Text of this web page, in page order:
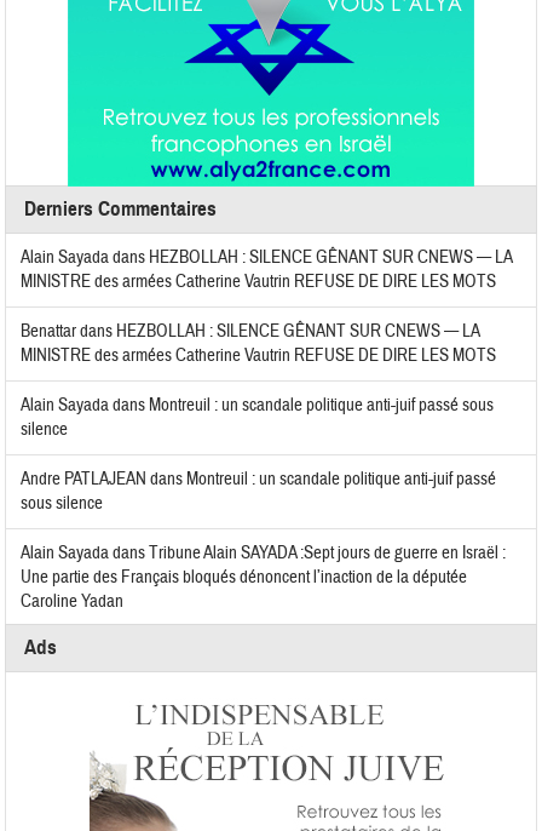
Derniers Commentaires
Alain Sayadadans HEZBOLLAH : SILENCE GÊNANT SUR CNEWS — LA
MINISTRE des armées Catherine Vautrin REFUSE DE DIRE LES MOTS
Benattardans HEZBOLLAH : SILENCE GÊNANT SUR CNEWS — LA
MINISTRE des armées Catherine Vautrin REFUSE DE DIRE LES MOTS
Alain Sayadadans Montreuil : un scandale politique anti-juif passé sous
silence
Andre PATLAJEAN dans Montreuil : un scandale politique anti-juif passé
sous silence
Alain SayadadansTribune Alain SAYADA :Sept jours de guerre en Israël :
Une partie des Français bloqués dénoncent l’inaction de la députée
Caroline Yadan
Ads